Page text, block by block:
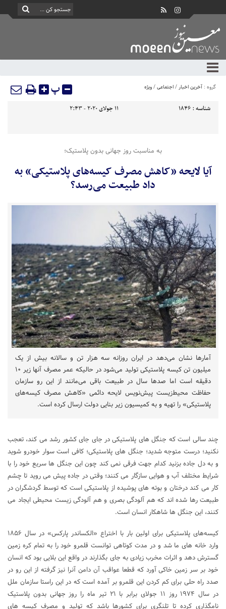
گروه : آخرین اخبار/اجتماعی/ویژه پ
شناسه : 1846 11 جولای 2020 - 2:43
به مناسبت روز جهانی بدون پلاستیک؛
آیا لایحه «کاهش مصرف کیسه‌های پلاستیکی» به
داد طبیعت می‌رسد؟
آمارها نشان می‌دهد در ایران روزانه سه هزار تن و سالانه بیش از یک
میلیون تن کیسه پلاستیکی تولید می‌شود در حالیکه عمر مصرف آنها زیر ۱۰
دقیقه است اما صدها سال در طبیعت باقی می‌مانند از این رو سازمان
حفاظت محیط‌زیست پیش‌نویس لایحه دائمی «کاهش مصرف کیسه‌های
پلاستیکی» را تهیه و به کمیسیون زیر بنایی دولت ارسال کرده است.
چند سالی است که جنگل های پلاستیکی در جای جای کشور رشد می کند، تعجب
نکنید؛ درست متوجه شدید؛ جنگل های پلاستیکی؛ کافی است سوار خودرو شوید
و به دل جاده بزنید کدام جهت فرقی نمی کند چون این جنگل ها سریع خود را با
شرایط مختلف آب و هوایی سازگار می کنند؛ وقتی در جاده پیش می روید تا چشم
کار می کند درختان و بوته های پوشیده از پلاستیکی است که توسط گردشگران در
طبیعت رها شده اند که هم آلودگی بصری و هم آلودگی زیست محیطی ایجاد می
کنند، این جنگل ها شاهکار انسان است.
کیسه‌های پلاستیکی برای اولین بار با اختراع «الکساندر پارکس» در سال ۱۸۵۶
وارد خانه های ما شد و در مدت کوتاهی توانست قلمرو خود را به تمام کره زمین
گسترش دهد و اثرات مخرب زیادی به جای بگذارند در واقع این بلایی بود که انسان
خود بر سر زمین خاکی آورد که قطعا عواقب آن دامن آنرا نیز گرفته از این رو در
صدد راه حلی برای کم کردن این قلمرو بر آمده است که در این راستا سازمان ملل
در سال ۱۹۷۴ روز ۱۱ جولای برابر با ۲۱ تیر ماه را روز جهانی بدون پلاستیک
نامگذاری کرده تا تلنگری برای کشورها باشد که تولید و مصرف کیسه های